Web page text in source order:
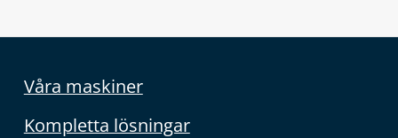
Våra maskiner
Kompletta lösningar